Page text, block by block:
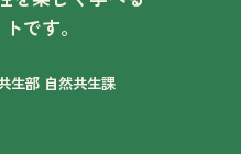
です。
生部 自然共生課